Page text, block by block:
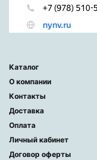
Каталог
О компании
Контакты
Доставка
Оплата
Личный кабинет
Договор оферты